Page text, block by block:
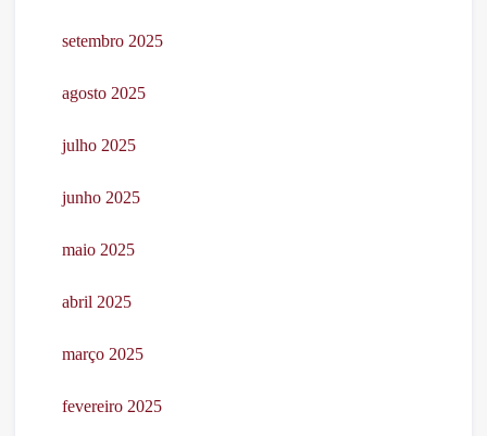
setembro 2025
agosto 2025
julho 2025
junho 2025
maio 2025
abril 2025
março 2025
fevereiro 2025